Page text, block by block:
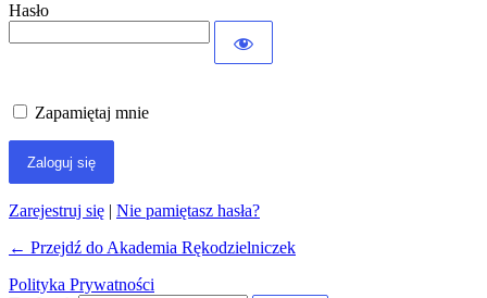
Hasło
Zapamiętaj mnie
Zarejestruj się | Nie pamiętasz hasła?
← Przejdź do Akademia Rękodzielniczek
Polityka Prywatności